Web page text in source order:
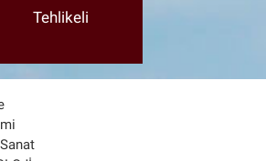
Tehlikeli